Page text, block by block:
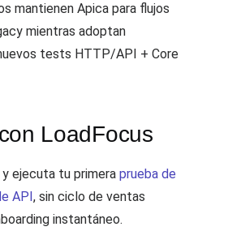
mantienen Apica para flujos
mientras adoptan
tests HTTP/API + Core
LoadFocus
ejecuta tu primera prueba de
API, sin ciclo de ventas
instantáneo.